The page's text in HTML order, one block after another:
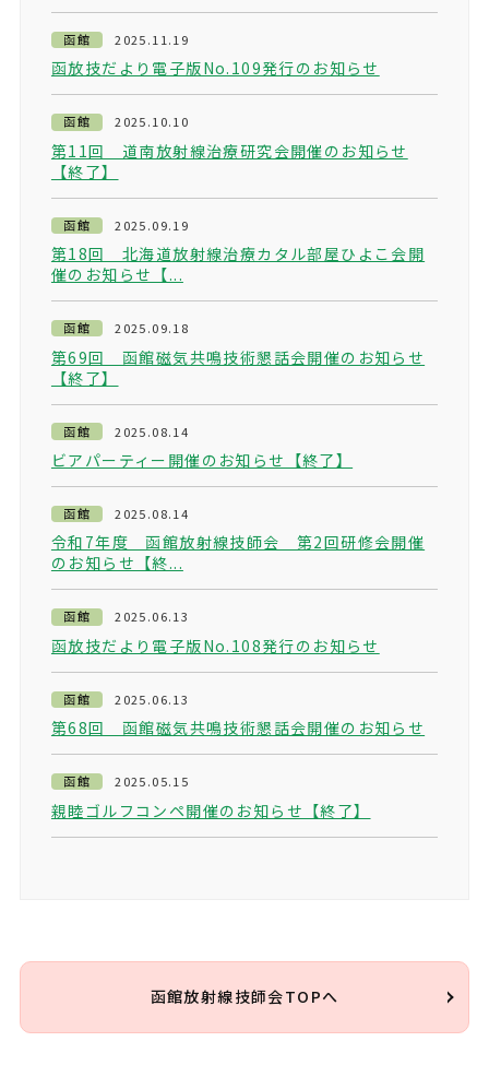
函館 2025.11.19
函放技だより電子版No.109発行のお知らせ
函館 2025.10.10
第11回 道南放射線治療研究会開催のお知らせ
【終了】
函館 2025.09.19
第18回 北海道放射線治療カタル部屋ひよこ会開
催のお知らせ【...
函館 2025.09.18
第69回 函館磁気共鳴技術懇話会開催のお知らせ
【終了】
函館 2025.08.14
ビアパーティー開催のお知らせ【終了】
函館 2025.08.14
令和7年度 函館放射線技師会 第2回研修会開催
のお知らせ【終...
函館 2025.06.13
函放技だより電子版No.108発行のお知らせ
函館 2025.06.13
第68回 函館磁気共鳴技術懇話会開催のお知らせ
函館 2025.05.15
親睦ゴルフコンペ開催のお知らせ【終了】
函館放射線技師会TOPへ